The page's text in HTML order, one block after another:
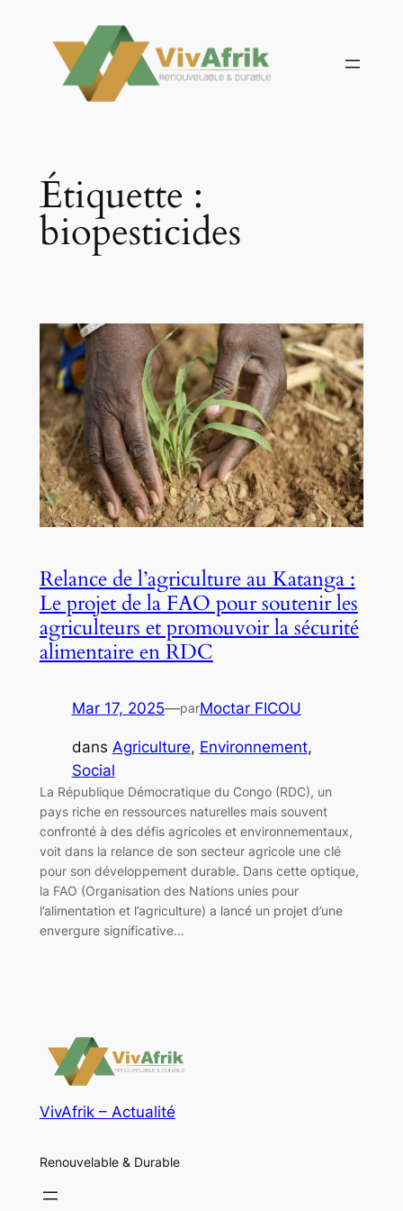
contenu
Étiquette :
biopesticides
Relance de l’agriculture au Katanga :
Le projet de la FAO pour soutenir les
agriculteurs et promouvoir la sécurité
alimentaire en RDC
Mar 17, 2025—parMoctar FICOU
dans Agriculture, Environnement
Social
La République Démocratique du Congo (RDC), un
pays riche en ressources naturelles mais souvent
confronté à des défis agricoles et environnementaux,
voit dans la relance de son secteur agricole une clé
pour son développement durable. Dans cette optique,
la FAO (Organisation des Nations unies pour
l’alimentation et l’agriculture) a lancé un projet d’une
envergure significative…
VivAfrik – Actualité
Renouvelable & Durable